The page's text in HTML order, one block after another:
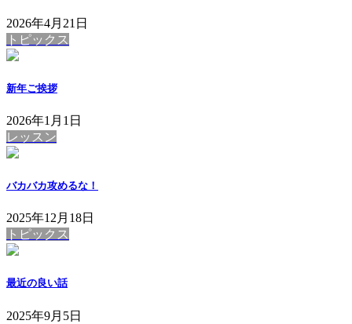
2026年4月21日
トピックス
新年ご挨拶
2026年1月1日
レッスン
バカバカ攻めるな！
2025年12月18日
トピックス
最近の良い話
2025年9月5日